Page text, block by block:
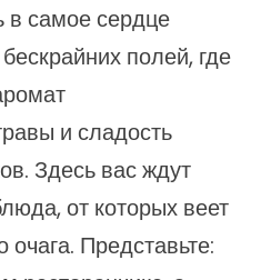
в самое сердце
полей, где
и сладость
Здесь вас ждут
от которых веет
Представьте: